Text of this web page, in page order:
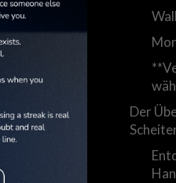
Der